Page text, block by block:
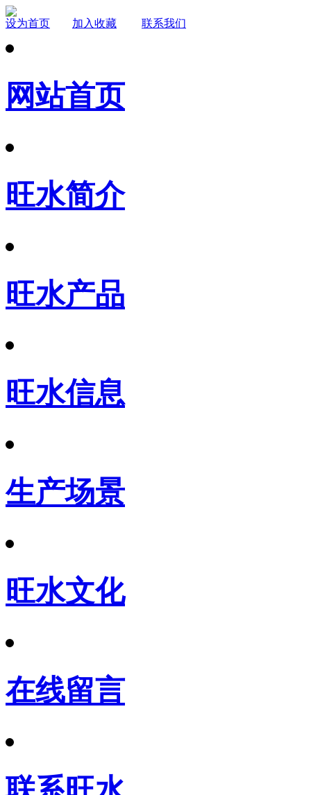
设为首页 加入收藏 联系我们
网站首页
旺水简介
旺水产品
旺水信息
生产场景
旺水文化
在线留言